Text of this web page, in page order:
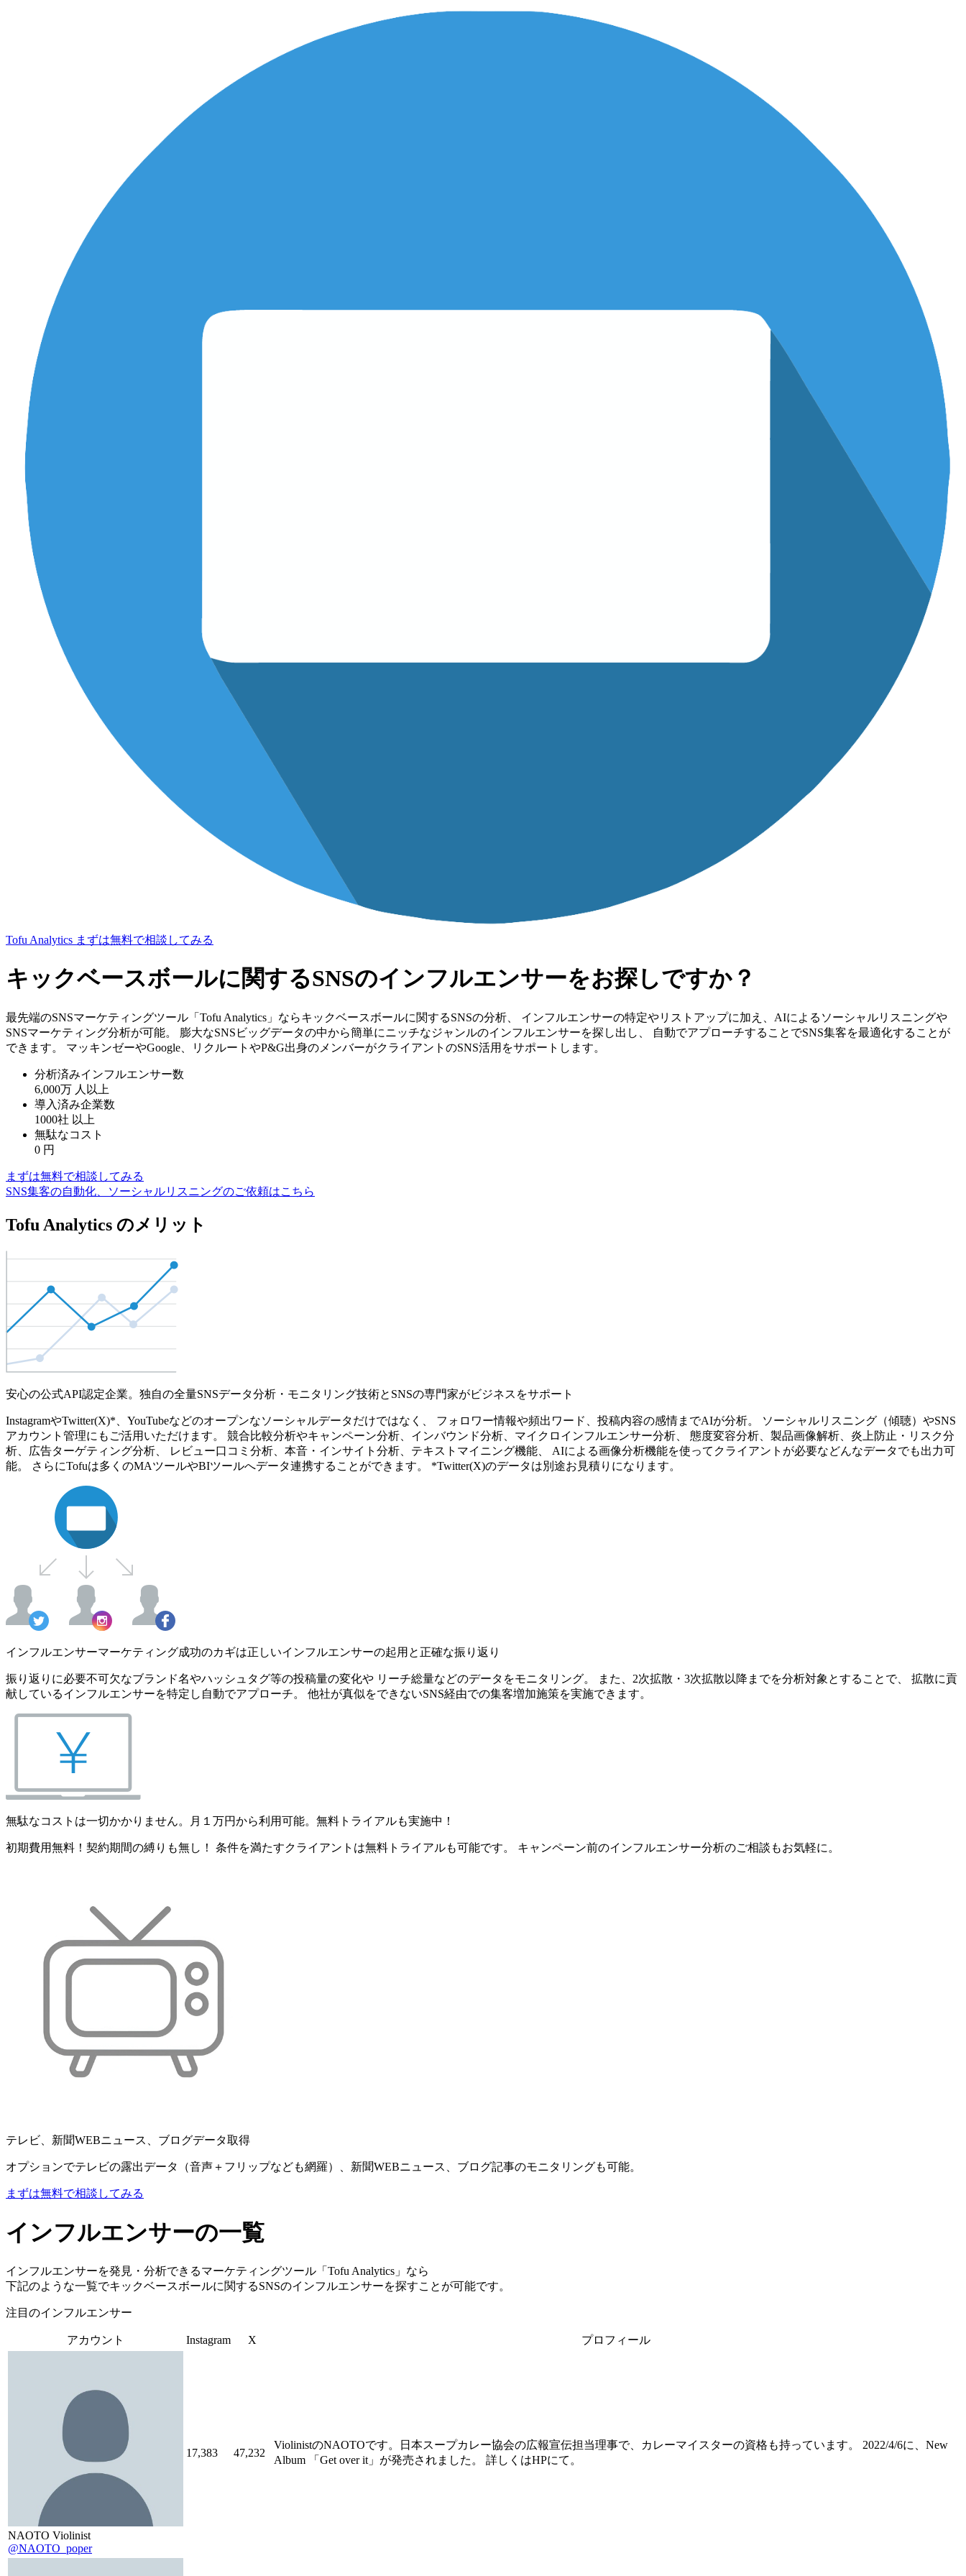
Tofu Analytics まずは無料で相談してみる
キックベースボールに関するSNSのインフルエンサーをお探しですか？
最先端のSNSマーケティングツール「Tofu Analytics」ならキックベースボールに関するSNSの分析、 インフルエンサーの特定やリストアップに加え、AIによるソーシャルリスニングや
SNSマーケティング分析が可能。 膨大なSNSビッグデータの中から簡単にニッチなジャンルのインフルエンサーを探し出し、 自動でアプローチすることでSNS集客を最適化することが
できます。 マッキンゼーやGoogle、リクルートやP&G出身のメンバーがクライアントのSNS活用をサポートします。
分析済みインフルエンサー数
6,000万 人以上
導入済み企業数
1000社 以上
無駄なコスト
0 円
まずは無料で相談してみる
SNS集客の自動化、ソーシャルリスニングのご依頼はこちら
Tofu Analytics のメリット
安心の公式API認定企業。独自の全量SNSデータ分析・モニタリング技術とSNSの専門家がビジネスをサポート
InstagramやTwitter(X)*、YouTubeなどのオープンなソーシャルデータだけではなく、 フォロワー情報や頻出ワード、投稿内容の感情までAIが分析。 ソーシャルリスニング（傾聴）やSNS
アカウント管理にもご活用いただけます。 競合比較分析やキャンペーン分析、インバウンド分析、マイクロインフルエンサー分析、 態度変容分析、製品画像解析、炎上防止・リスク分
析、広告ターゲティング分析、 レビュー口コミ分析、本音・インサイト分析、テキストマイニング機能、 AIによる画像分析機能を使ってクライアントが必要などんなデータでも出力可
能。 さらにTofuは多くのMAツールやBIツールへデータ連携することができます。 *Twitter(X)のデータは別途お見積りになります。
インフルエンサーマーケティング成功のカギは正しいインフルエンサーの起用と正確な振り返り
振り返りに必要不可欠なブランド名やハッシュタグ等の投稿量の変化や リーチ総量などのデータをモニタリング。 また、2次拡散・3次拡散以降までを分析対象とすることで、 拡散に貢
献しているインフルエンサーを特定し自動でアプローチ。 他社が真似をできないSNS経由での集客増加施策を実施できます。
無駄なコストは一切かかりません。月１万円から利用可能。無料トライアルも実施中！
初期費用無料！契約期間の縛りも無し！ 条件を満たすクライアントは無料トライアルも可能です。 キャンペーン前のインフルエンサー分析のご相談もお気軽に。
テレビ、新聞WEBニュース、ブログデータ取得
オプションでテレビの露出データ（音声＋フリップなども網羅）、新聞WEBニュース、ブログ記事のモニタリングも可能。
まずは無料で相談してみる
インフルエンサーの一覧
インフルエンサーを発見・分析できるマーケティングツール「Tofu Analytics」なら
下記のような一覧でキックベースボールに関するSNSのインフルエンサーを探すことが可能です。
注目のインフルエンサー
アカウント Instagram X プロフィール
NAOTO Violinist
@NAOTO_poper
17,383 47,232
ViolinistのNAOTOです。日本スープカレー協会の広報宣伝担当理事で、カレーマイスターの資格も持っています。 2022/4/6に、New
Album 「Get over it」が発売されました。 詳しくはHPにて。